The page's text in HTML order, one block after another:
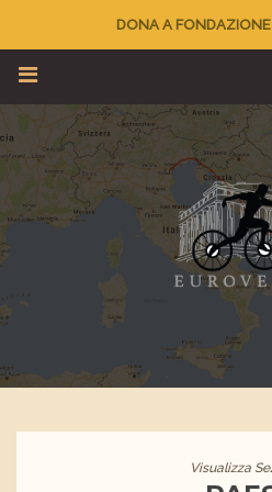
DONA A
Visualizza